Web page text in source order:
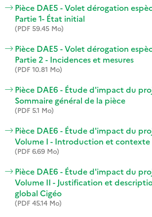
Pièce DAE5 - Volet dérogation
Partie 1- État initial
(PDF 59.45 Mo)
Pièce DAE5 - Volet dérogation
Partie 2 - Incidences et mesures
(PDF 10.81 Mo)
Pièce DAE6 - Étude d'impact du
Sommaire général de la pièce
(PDF 5.1 Mo)
Pièce DAE6 - Étude d'impact du
Volume I - Introduction et contexte
(PDF 6.69 Mo)
Pièce DAE6 - Étude d'impact du
Volume II - Justification et
global Cigéo
(PDF 45.14 Mo)